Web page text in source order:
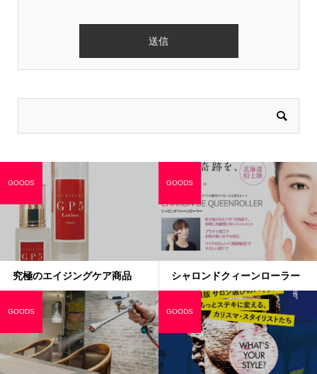
究極のエイジングケア商品
GOODS
シャロンドクィーンローラー
GOODS
GOODS GOODS